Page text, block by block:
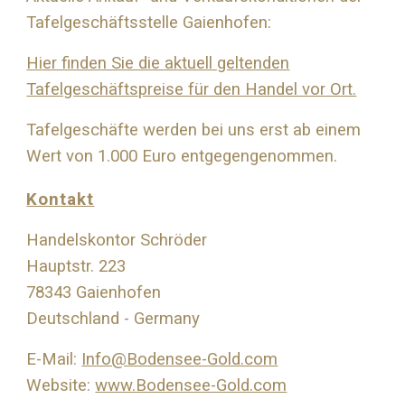
Tafelgeschäftsstelle Gaienhofen:
Hier finden Sie die aktuell geltenden
Tafelgeschäftspreise für den Handel vor Ort.
Tafelgeschäfte werden bei uns erst ab einem
Wert von 1.000 Euro entgegengenommen.
Kontakt
Handelskontor Schröder
Hauptstr. 223
78343 Gaienhofen
Deutschland - Germany
E-Mail: Info@Bodensee-Gold.com
Website:www.Bodensee-Gold.com